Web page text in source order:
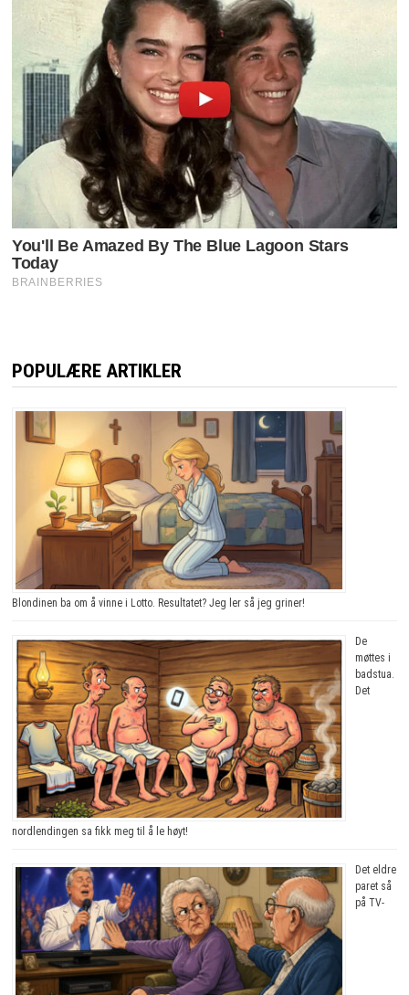
POPULÆRE ARTIKLER
Blondinen ba om å vinne i Lotto. Resultatet? Jeg ler så jeg griner!
De
møttes i
badstua.
Det
nordlendingen sa fikk meg til å le høyt!
Det eldre
paret så
på TV-